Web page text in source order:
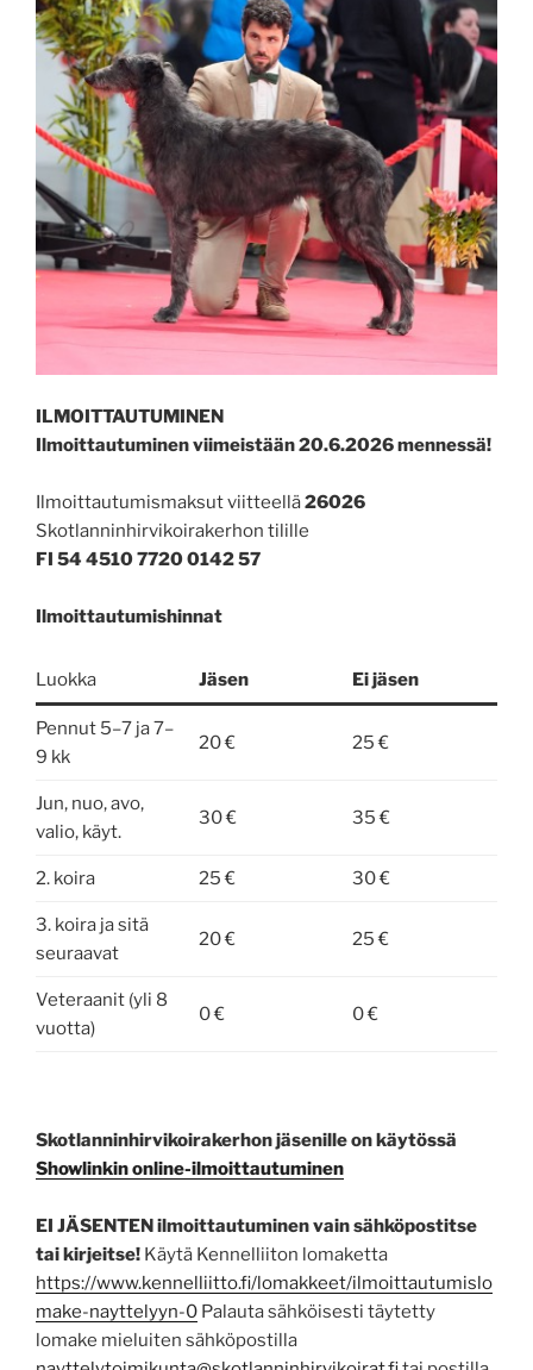
ILMOITTAUTUMINEN
Ilmoittautuminen viimeistään 20.6.2026 mennessä!
Ilmoittautumismaksut viitteellä26026
Skotlanninhirvikoirakerhon tilille
FI 54 4510 7720 0142 57
Ilmoittautumishinnat
Luokka Jäsen Ei jäsen
Pennut 5–7 ja 7–
9 kk
20 € 25 €
Jun, nuo, avo,
valio, käyt.
30 € 35 €
2. koira 25 € 30 €
3. koira ja sitä
seuraavat
20 € 25 €
Veteraanit (yli 8
vuotta)
0 € 0 €
Skotlanninhirvikoirakerhon jäsenille on käytössä
Showlinkin online-ilmoittautuminen
EI JÄSENTEN ilmoittautuminen vain sähköpostitse
tai kirjeitse! Käytä Kennelliiton lomaketta
https://www.kennelliitto.fi/lomakkeet/ilmoittautumislo
make-nayttelyyn-0 Palauta sähköisesti täytetty
lomake mieluiten sähköpostilla